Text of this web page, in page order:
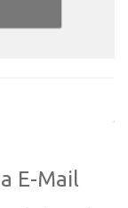
E-Mail